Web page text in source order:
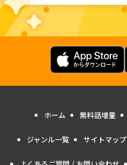
ホーム 無料話増量
ジャンル一覧 サイトマップ